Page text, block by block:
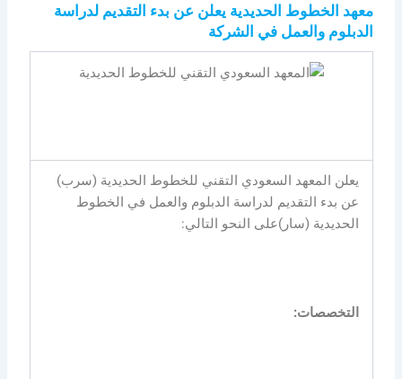
معهد الخطوط الحديدية يعلن عن بدء التقديم لدراسة
الدبلوم والعمل في الشركة
يعلن المعهد السعودي التقني للخطوط الحديدية (سرب)
عن بدء التقديم لدراسة الدبلوم والعمل في الخطوط
الحديدية (سار)على النحو التالي:
التخصصات: